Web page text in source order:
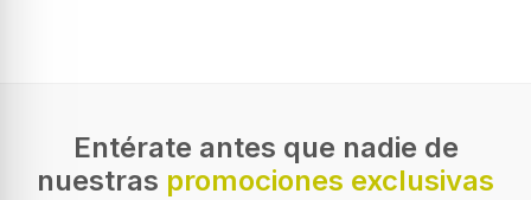
Entérate antes que nadie de
nuestras promociones exclusivas